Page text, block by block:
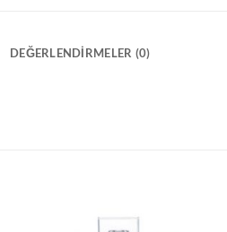
DEĞERLENDIRMELER (0)